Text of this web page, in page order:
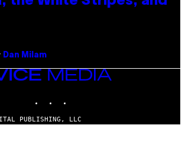
Dan Milam
PUBLISHING, LLC